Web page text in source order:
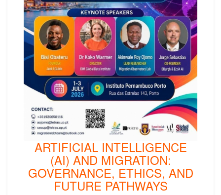
ARTIFICIAL INTELLIGENCE
(AI) AND MIGRATION:
GOVERNANCE, ETHICS, AND
FUTURE PATHWAYS